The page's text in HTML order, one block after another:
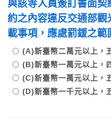
與該等人員簽訂書面
約之內容違反交通部
載事項，應處罰鍰之
(A)新臺幣二萬元以上，
(B)新臺幣一萬元以上，
(C)新臺幣一萬元以上，
(D)新臺幣一千元以上，